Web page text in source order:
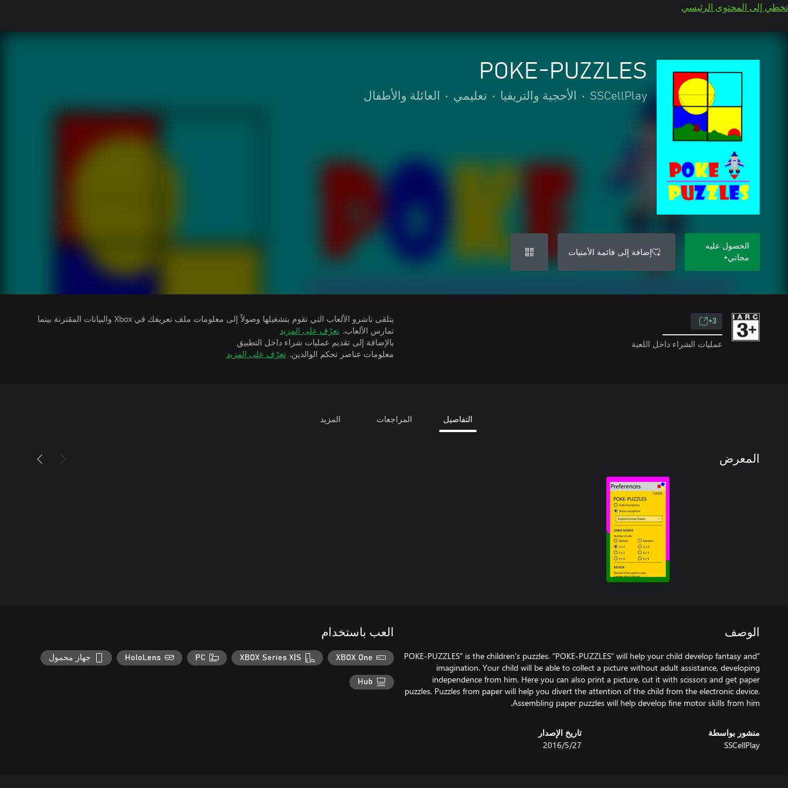
تخطي إلى المحتوى الرئيسي
POKE-PUZZLES
SSCellPlay
• الأحجية والتريفيا • تعليمي • العائلة والأطفال
الحصول عليه
مجاني+
إضافة إلى قائمة الأمنيات
3+
عمليات الشراء داخل اللعبة
يتلقى ناشرو الألعاب التي تقوم بتشغيلها وصولاً إلى معلومات ملف تعريفك في Xbox والبيانات المقترنة بينما
تمارس الألعاب. تعرّف على المزيد
بالإضافة إلى تقديم عمليات شراء داخل التطبيق
معلومات عناصر تحكم الوالدين. تعرّف على المزيد
التفاصيل المراجعات المزيد
المعرض
الوصف
“POKE-PUZZLES” is the children's puzzles. “POKE-PUZZLES” will help your child develop fantasy and
imagination. Your child will be able to collect a picture without adult assistance, developing
independence from him. Here you can also print a picture, cut it with scissors and get paper
puzzles. Puzzles from paper will help you divert the attention of the child from the electronic device.
Assembling paper puzzles will help develop fine motor skills from him.
منشور بواسطة
SSCellPlay
تاريخ الإصدار
27‏/5‏/2016
العب باستخدام
XBOX One
XBOX Series X|S
PC
HoloLens جهاز محمول
Hub